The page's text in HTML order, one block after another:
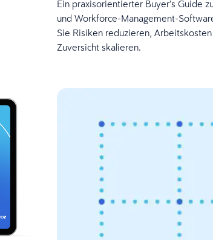
Ein praxisorientierter Buyer’s Guide
und Workforce-Management-
Sie Risiken reduzieren,
Zuversicht skalieren.